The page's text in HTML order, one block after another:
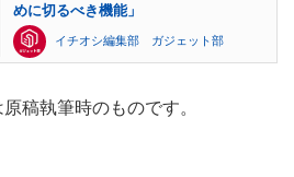
めに切るべき機能」
イチオシ編集部 ガジェット部
稿執筆時のものです。